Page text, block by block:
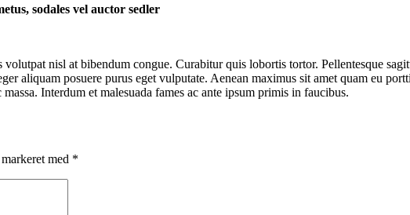
sodales vel auctor sedler
nisl at bibendum congue. Curabitur quis lobortis tortor. Pellentesque
aliquam posuere purus eget vulputate. Aenean maximus sit amet quam eu
Interdum et malesuada fames ac ante ipsum primis in faucibus.
med *